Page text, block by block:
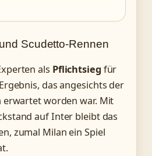
Scudetto-Rennen
als Pflichtsieg für
das angesichts der
erwartet worden war. Mit
auf Inter bleibt das
zumal Milan ein Spiel